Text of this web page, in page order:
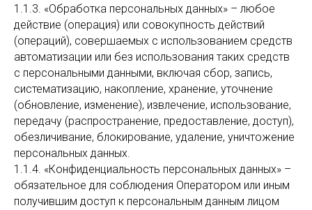
1.1.3. «Обработка персональных данных» – любое
действие (операция) или совокупность действий
(операций), совершаемых с использованием средств
автоматизации или без использования таких средств
с персональными данными, включая сбор, запись,
систематизацию, накопление, хранение, уточнение
(обновление, изменение), извлечение, использование,
передачу (распространение, предоставление, доступ),
обезличивание, блокирование, удаление, уничтожение
персональных данных.
1.1.4. «Конфиденциальность персональных данных» –
обязательное для соблюдения Оператором или иным
получившим доступ к персональным данным лицом